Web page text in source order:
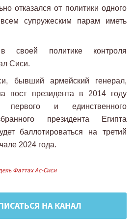
отказался от политики одного
супружеским парам иметь
своей политике контроля
Сиси.
бывший армейский генерал,
пост президента в 2014 году
первого и единственного
президента Египта
баллотироваться на третий
2024 года.
Фаттах Ас-Сиси
НА КАНАЛ